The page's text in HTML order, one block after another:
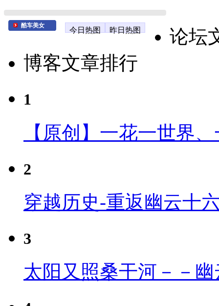
酷车美女
今日热图 昨日热图
论坛
博客文章排行
1
【原创】一花一世界
2
穿越历史-重返幽云十
3
太阳又照桑干河－－